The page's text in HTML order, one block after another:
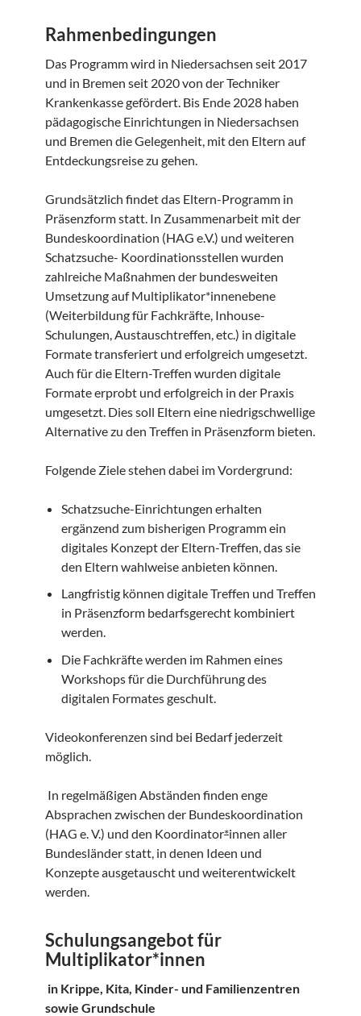
Rahmenbedingungen
Das Programm wird in Niedersachsen seit 2017
und in Bremen seit 2020 von der Techniker
Krankenkasse gefördert. Bis Ende 2028 haben
pädagogische Einrichtungen in Niedersachsen
und Bremen die Gelegenheit, mit den Eltern auf
Entdeckungsreise zu gehen.
Grundsätzlich findet das Eltern-Programm in
Präsenzform statt. In Zusammenarbeit mit der
Bundeskoordination (HAG e.V.) und weiteren
Schatzsuche- Koordinationsstellen wurden
zahlreiche Maßnahmen der bundesweiten
Umsetzung auf Multiplikator*innenebene
(Weiterbildung für Fachkräfte, Inhouse-
Schulungen, Austauschtreffen, etc.) in digitale
Formate transferiert und erfolgreich umgesetzt.
Auch für die Eltern-Treffen wurden digitale
Formate erprobt und erfolgreich in der Praxis
umgesetzt. Dies soll Eltern eine niedrigschwellige
Alternative zu den Treffen in Präsenzform bieten.
Folgende Ziele stehen dabei im Vordergrund:
Schatzsuche-Einrichtungen erhalten
ergänzend zum bisherigen Programm ein
digitales Konzept der Eltern-Treffen, das sie
den Eltern wahlweise anbieten können.
Langfristig können digitale Treffen und Treffen
in Präsenzform bedarfsgerecht kombiniert
werden.
Die Fachkräfte werden im Rahmen eines
Workshops für die Durchführung des
digitalen Formates geschult.
Videokonferenzen sind bei Bedarf jederzeit
möglich.
In regelmäßigen Abständen finden enge
Absprachen zwischen der Bundeskoordination
(HAG e. V.) und den Koordinator*innen aller
Bundesländer statt, in denen Ideen und
Konzepte ausgetauscht und weiterentwickelt
werden.
Schulungsangebot für
Multiplikator*innen
in Krippe, Kita, Kinder- und Familienzentren
sowie Grundschule